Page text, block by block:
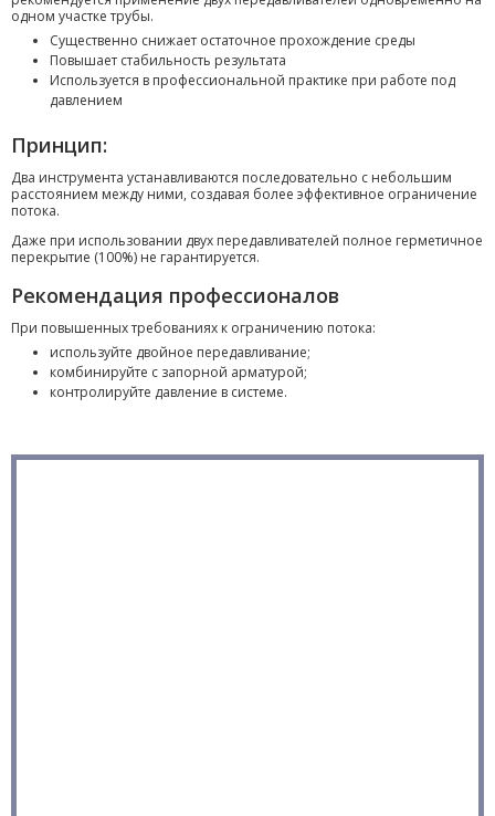
одном участке трубы.
Существенно снижает остаточное прохождение среды
Повышает стабильность результата
Используется в профессиональной практике при работе под
давлением
Принцип:
Два инструмента устанавливаются последовательно с небольшим
расстоянием между ними, создавая более эффективное ограничение
потока.
Даже при использовании двух передавливателей полное герметичное
перекрытие (100%) не гарантируется.
Рекомендация профессионалов
При повышенных требованиях к ограничению потока:
используйте двойное передавливание;
комбинируйте с запорной арматурой;
контролируйте давление в системе.